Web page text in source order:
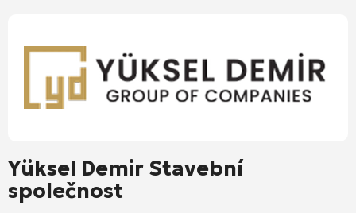
Yüksel Demir Stavební
společnost